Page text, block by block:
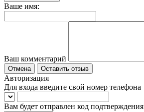
Ваше имя:
Ваш комментарий
Отмена Оставить отзыв
Авторизация
Для входа введите свой номер телефона
Вам будет отправлен код подтверждения